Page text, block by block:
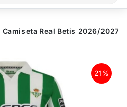
Camiseta Real Betis 2026/2027
21%